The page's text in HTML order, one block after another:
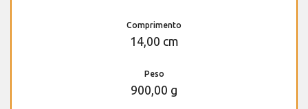
Comprimento
14,00 cm
Peso
900,00 g